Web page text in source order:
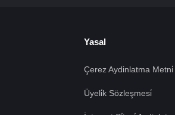
Yasal
Çerez Aydinlatma Metni̇
Üyeli̇k Sözleşmesi̇